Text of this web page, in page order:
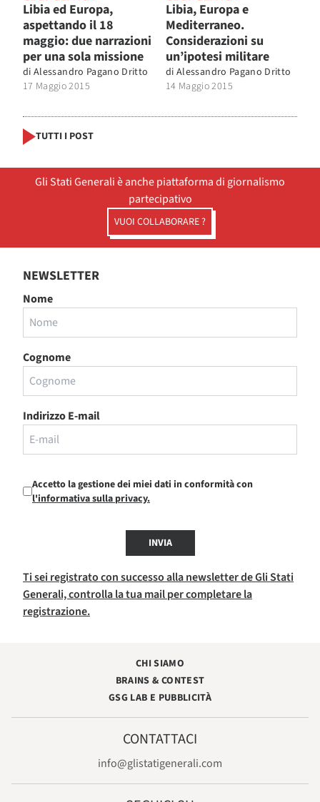
Libia ed Europa,
aspettando il 18
maggio: due narrazioni
per una sola missione
di Alessandro Pagano Dritto
17 Maggio 2015
Libia, Europa e
Mediterraneo.
Considerazioni su
un’ipotesi militare
di Alessandro Pagano Dritto
14 Maggio 2015
TUTTI I POST
Gli Stati Generali è anche piattaforma di giornalismo
partecipativo
VUOI COLLABORARE ?
NEWSLETTER
Nome
Cognome
Indirizzo E-mail
Accetto la gestione dei miei dati in conformità con
l'informativa sulla privacy.
INVIA
Ti sei registrato con successo alla newsletter de Gli Stati
Generali, controlla la tua mail per completare la
registrazione.
CHI SIAMO
BRAINS & CONTEST
GSG LAB E PUBBLICITÀ
CONTATTACI
info@glistatigenerali.com